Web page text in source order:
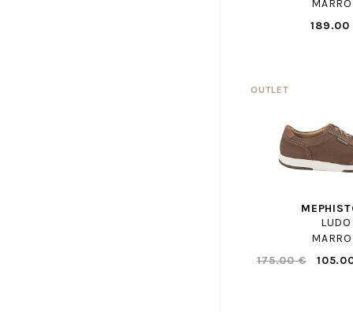
189.00
LUDO
175.00 €